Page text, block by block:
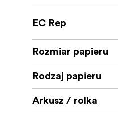
EC Rep
Rozmiar papieru
Rodzaj papieru
Arkusz / rolka